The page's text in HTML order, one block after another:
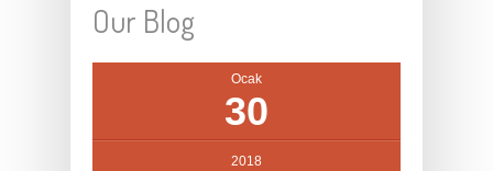
Our Blog
Ocak
30
2018